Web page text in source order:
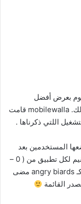
بعرض أفضل
المواضيع زيارة وأفضل التطبيقات وما الى ذلك. mobilewalla قامت
اللتي ذكرناها .
المستخدمين بعد
تجربة التطبيق! أيضاً محرروا الموقع وضعو تقيم لكل تطبيق من ( 0 –
100 ) وهذا جيد لنا كمستخدمين, لأن تطبيق كـ angry biards مضى
القائمة